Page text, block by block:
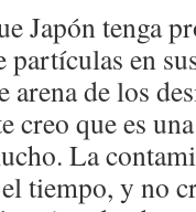
Japón tenga
en
arena de los
creo que es
La
tiempo, y no